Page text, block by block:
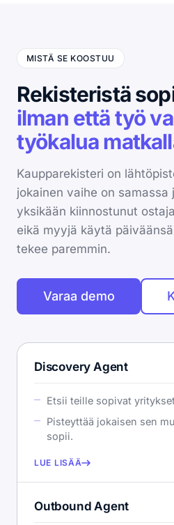
MISTÄ SE KOOSTUU
Rekisteristä
ilman että työ
työkalua
Kaupparekisteri on
jokainen vaihe on samassa
yksikään kiinnostunut
eikä myyjä käytä
tekee paremmin.
Varaa demo
Discovery Agent
Etsii teille sopivat
Pisteyttää jokaisen sen
sopii.
LUE LISÄÄ
Outbound Agent